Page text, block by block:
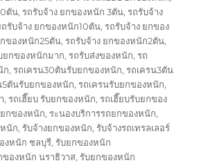
ตัน,รถรับจ้าง ยกของหนัก 3ตัน,รถรับจ้าง
ถรับจ้าง ยกของหนัก10ตัน,รถรับจ้าง ยกของ
ของหนัก25ตัน,รถรับจ้าง ยกของหนัก2ตัน,
ยกของหนักมาก,รถรับส่งของหนัก,รถ
ก,รถเครน30ตันรับยกของหนัก,รถเครน3ตัน
5ตันรับยกของหนัก,รถเครนรับยกของหนัก,
,รถเฮี๊ยบ รับยกของหนัก,รถเฮี๊ยบรับยกของ
กของหนัก,ระนองบริการรถยกของหนัก,
นัก,รับจ้างยกของหนัก,รับจ้างรถเทรลเลอร์
งหนัก ชลบุรี,รับยกของหนัก
ของหนัก นราธิวาส,รับยกของหนัก